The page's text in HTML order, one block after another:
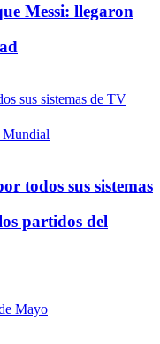
Messi: llegaron
todos sus sistemas
partidos del